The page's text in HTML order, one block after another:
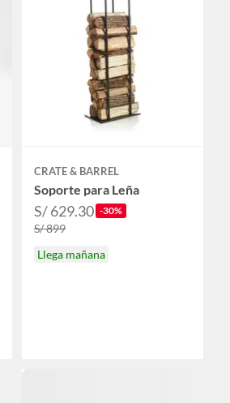
CRATE & BARREL
Soporte para Leña
S/ 629.30 -30%
S/ 899
Llega mañana